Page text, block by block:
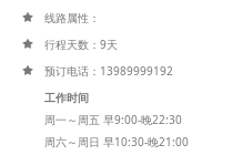
 线路属性：
 行程天数：9天

预订电话：13989999192
工作时间
周一～周五 早9:00-晚22:30
周六～周日 早10:30-晚21:00